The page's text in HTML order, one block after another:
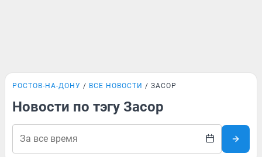
РОСТОВ-НА-ДОНУ ВСЕ НОВОСТИ ЗАСОР
Новости по тэгу Засор